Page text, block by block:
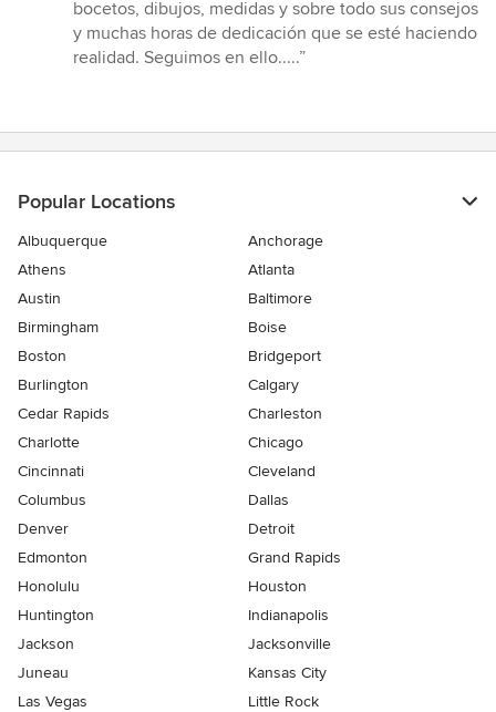
bocetos, dibujos, medidas y sobre todo sus consejos
y muchas horas de dedicación que se esté haciendo
realidad. Seguimos en ello.....”
Popular Locations
Albuquerque
Anchorage
Athens
Atlanta
Austin
Baltimore
Birmingham
Boise
Boston
Bridgeport
Burlington
Calgary
Cedar Rapids
Charleston
Charlotte
Chicago
Cincinnati
Cleveland
Columbus
Dallas
Denver
Detroit
Edmonton
Grand Rapids
Honolulu
Houston
Huntington
Indianapolis
Jackson
Jacksonville
Juneau
Kansas City
Las Vegas
Little Rock